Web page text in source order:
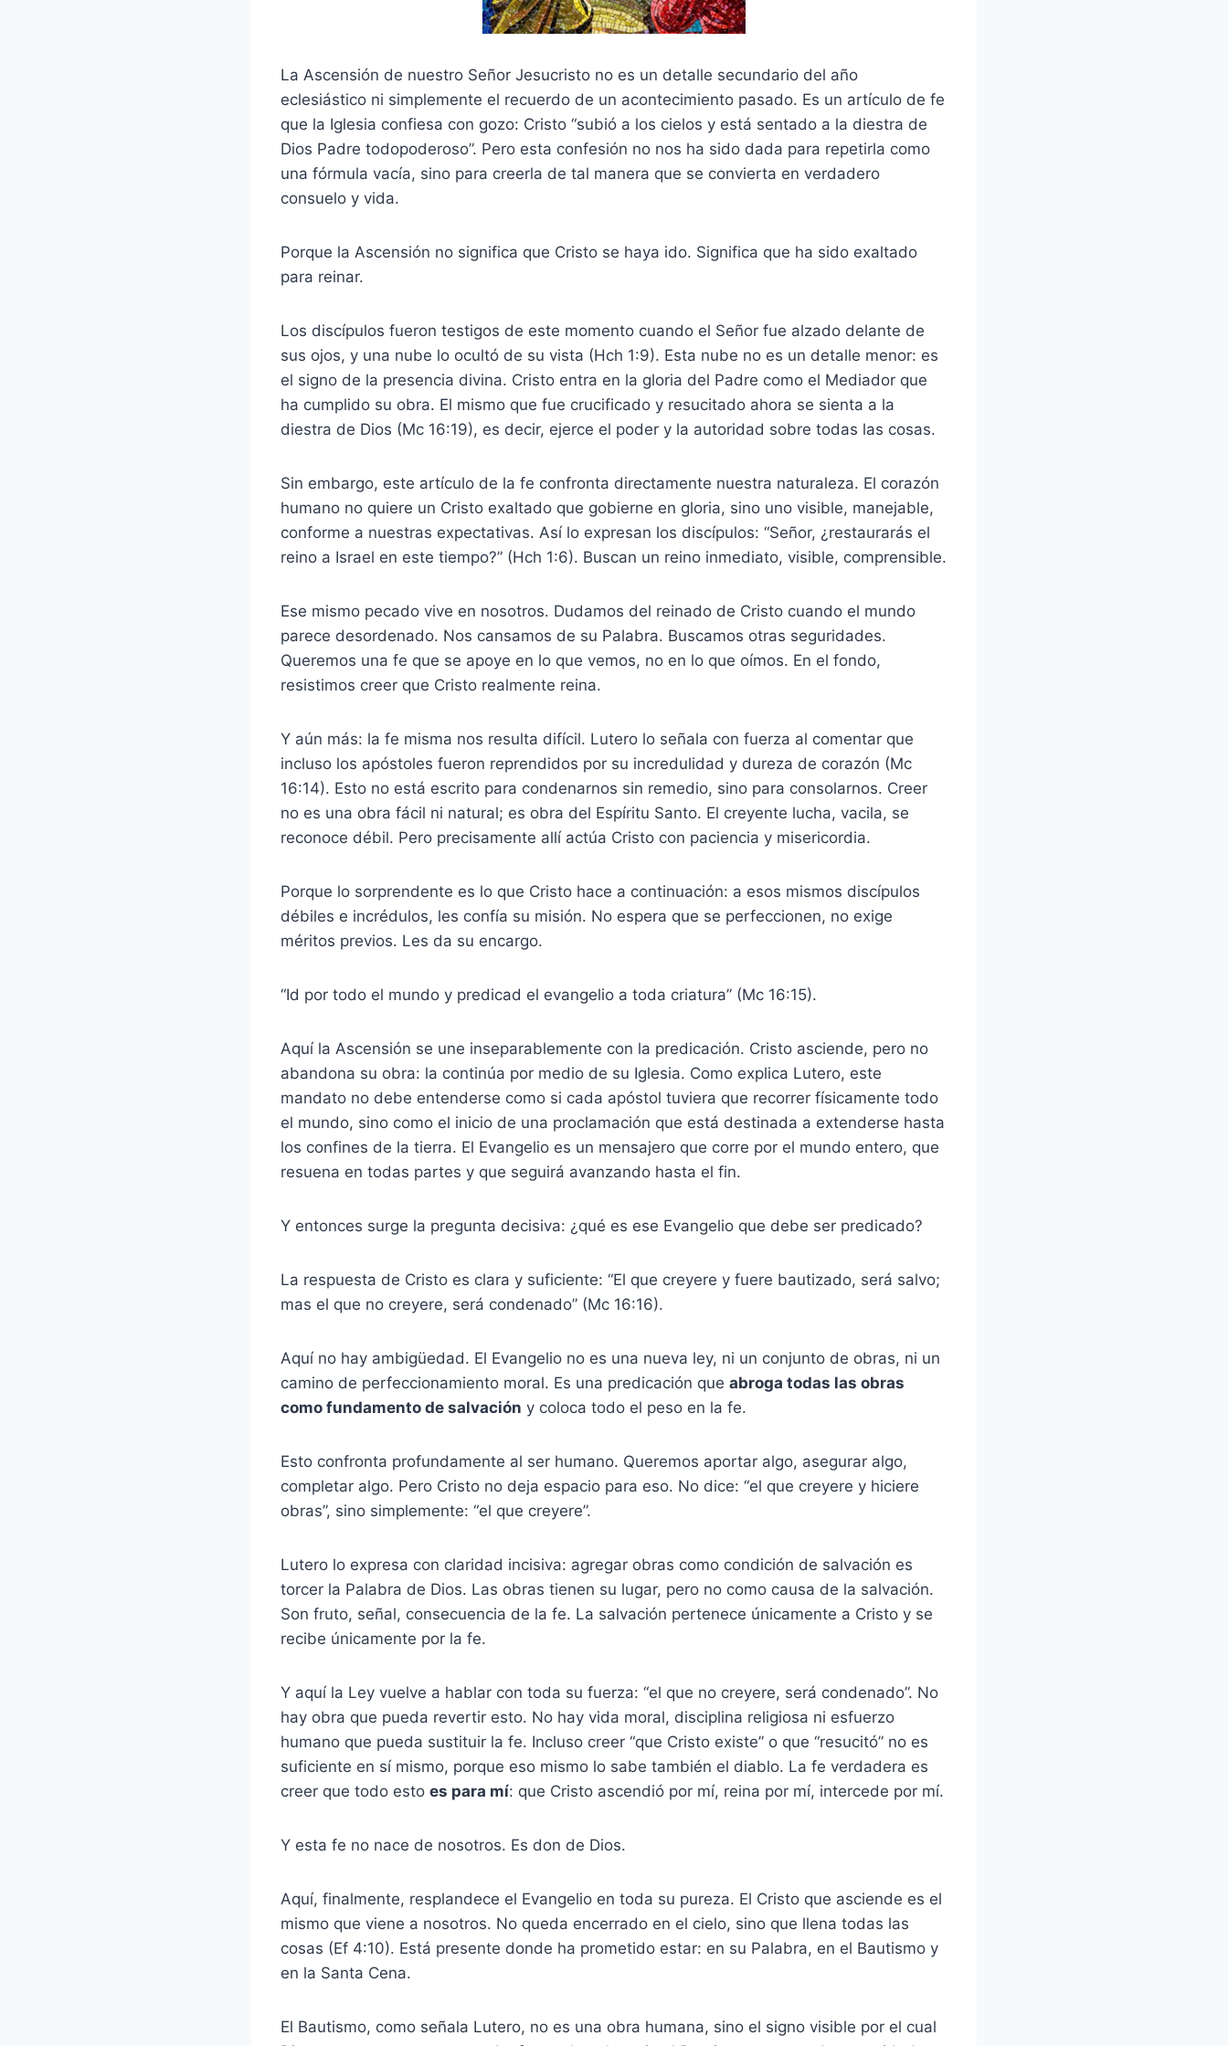
La Ascensión de nuestro Señor Jesucristo no es un detalle secundario del año
eclesiástico ni simplemente el recuerdo de un acontecimiento pasado. Es un artículo de fe
que la Iglesia confiesa con gozo: Cristo “subió a los cielos y está sentado a la diestra de
Dios Padre todopoderoso”. Pero esta confesión no nos ha sido dada para repetirla como
una fórmula vacía, sino para creerla de tal manera que se convierta en verdadero
consuelo y vida.
Porque la Ascensión no significa que Cristo se haya ido. Significa que ha sido exaltado
para reinar.
Los discípulos fueron testigos de este momento cuando el Señor fue alzado delante de
sus ojos, y una nube lo ocultó de su vista (Hch 1:9). Esta nube no es un detalle menor: es
el signo de la presencia divina. Cristo entra en la gloria del Padre como el Mediador que
ha cumplido su obra. El mismo que fue crucificado y resucitado ahora se sienta a la
diestra de Dios (Mc 16:19), es decir, ejerce el poder y la autoridad sobre todas las cosas.
Sin embargo, este artículo de la fe confronta directamente nuestra naturaleza. El corazón
humano no quiere un Cristo exaltado que gobierne en gloria, sino uno visible, manejable,
conforme a nuestras expectativas. Así lo expresan los discípulos: “Señor, ¿restaurarás el
reino a Israel en este tiempo?” (Hch 1:6). Buscan un reino inmediato, visible, comprensible.
Ese mismo pecado vive en nosotros. Dudamos del reinado de Cristo cuando el mundo
parece desordenado. Nos cansamos de su Palabra. Buscamos otras seguridades.
Queremos una fe que se apoye en lo que vemos, no en lo que oímos. En el fondo,
resistimos creer que Cristo realmente reina.
Y aún más: la fe misma nos resulta difícil. Lutero lo señala con fuerza al comentar que
incluso los apóstoles fueron reprendidos por su incredulidad y dureza de corazón (Mc
16:14). Esto no está escrito para condenarnos sin remedio, sino para consolarnos. Creer
no es una obra fácil ni natural; es obra del Espíritu Santo. El creyente lucha, vacila, se
reconoce débil. Pero precisamente allí actúa Cristo con paciencia y misericordia.
Porque lo sorprendente es lo que Cristo hace a continuación: a esos mismos discípulos
débiles e incrédulos, les confía su misión. No espera que se perfeccionen, no exige
méritos previos. Les da su encargo.
“Id por todo el mundo y predicad el evangelio a toda criatura” (Mc 16:15).
Aquí la Ascensión se une inseparablemente con la predicación. Cristo asciende, pero no
abandona su obra: la continúa por medio de su Iglesia. Como explica Lutero, este
mandato no debe entenderse como si cada apóstol tuviera que recorrer físicamente todo
el mundo, sino como el inicio de una proclamación que está destinada a extenderse hasta
los confines de la tierra. El Evangelio es un mensajero que corre por el mundo entero, que
resuena en todas partes y que seguirá avanzando hasta el fin.
Y entonces surge la pregunta decisiva: ¿qué es ese Evangelio que debe ser predicado?
La respuesta de Cristo es clara y suficiente: “El que creyere y fuere bautizado, será salvo;
mas el que no creyere, será condenado” (Mc 16:16).
Aquí no hay ambigüedad. El Evangelio no es una nueva ley, ni un conjunto de obras, ni un
camino de perfeccionamiento moral. Es una predicación que abroga todas las obras
como fundamento de salvación y coloca todo el peso en la fe.
Esto confronta profundamente al ser humano. Queremos aportar algo, asegurar algo,
completar algo. Pero Cristo no deja espacio para eso. No dice: “el que creyere y hiciere
obras”, sino simplemente: “el que creyere”.
Lutero lo expresa con claridad incisiva: agregar obras como condición de salvación es
torcer la Palabra de Dios. Las obras tienen su lugar, pero no como causa de la salvación.
Son fruto, señal, consecuencia de la fe. La salvación pertenece únicamente a Cristo y se
recibe únicamente por la fe.
Y aquí la Ley vuelve a hablar con toda su fuerza: “el que no creyere, será condenado”. No
hay obra que pueda revertir esto. No hay vida moral, disciplina religiosa ni esfuerzo
humano que pueda sustituir la fe. Incluso creer “que Cristo existe” o que “resucitó” no es
suficiente en sí mismo, porque eso mismo lo sabe también el diablo. La fe verdadera es
creer que todo esto es para mí: que Cristo ascendió por mí, reina por mí, intercede por mí.
Y esta fe no nace de nosotros. Es don de Dios.
Aquí, finalmente, resplandece el Evangelio en toda su pureza. El Cristo que asciende es el
mismo que viene a nosotros. No queda encerrado en el cielo, sino que llena todas las
cosas (Ef 4:10). Está presente donde ha prometido estar: en su Palabra, en el Bautismo y
en la Santa Cena.
El Bautismo, como señala Lutero, no es una obra humana, sino el signo visible por el cual